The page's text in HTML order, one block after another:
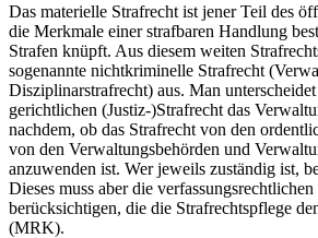
Das materielle Strafrecht ist jener Teil des
die Merkmale einer strafbaren Handlung
Strafen knüpft. Aus diesem weiten
sogenannte nichtkriminelle Strafrecht
Disziplinarstrafrecht) aus. Man
gerichtlichen (Justiz-)Strafrecht das
nachdem, ob das Strafrecht von den
von den Verwaltungsbehörden und
anzuwenden ist. Wer jeweils zuständig ist,
Dieses muss aber die
berücksichtigen, die die Strafrechtspflege
(MRK).